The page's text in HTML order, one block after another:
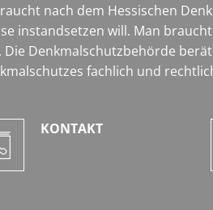
nach dem Hessischen
instandsetzen will. Man
Denkmalschutzbehörde
fachlich und
KONTAKT